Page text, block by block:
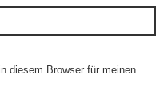
diesem Browser für meinen